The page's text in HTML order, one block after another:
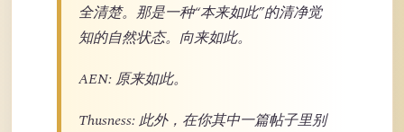
全清楚。那是一种“本来如此”的清净觉
知的自然状态。向来如此。
AEN: 原来如此。
Thusness: 此外，在你其中一篇帖子里别